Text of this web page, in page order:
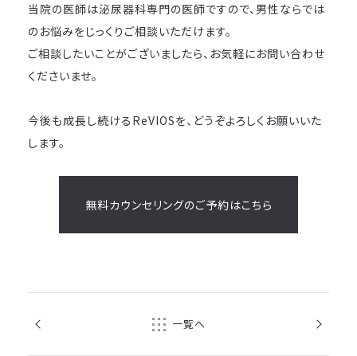
当院の医師は泌尿器科専門の医師ですので、男性ならでは
のお悩みをじっくりご相談いただけます。
ご相談したいことがございましたら、お気軽にお問い合わせ
くださいませ。
今後も成長し続けるReVIOSを、どうぞよろしくお願いいた
します。
無料カウンセリングのご予約はこちら
一覧へ